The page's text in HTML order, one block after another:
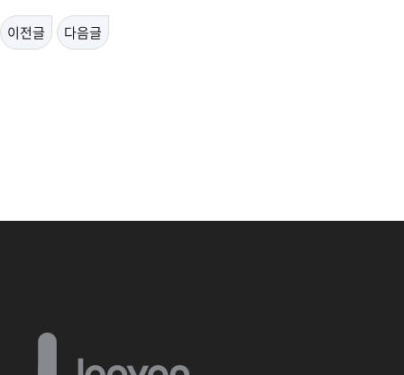
이전글 다음글